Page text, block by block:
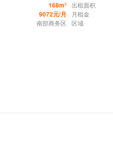
168m²
9072元/月
南部商务区
出租面积
月租金
区域